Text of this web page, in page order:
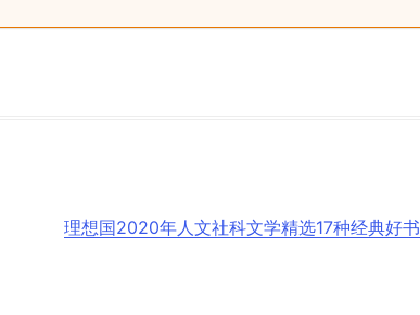
理想国2020年人文社科文学精选17种经典好书